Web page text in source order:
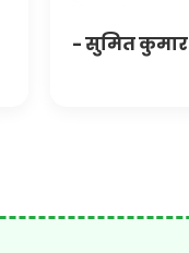
- सुमित कुमार